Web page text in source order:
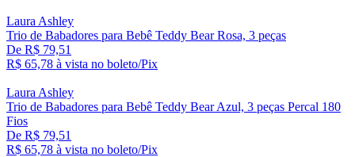
Laura Ashley
Trio de Babadores para Bebê Teddy Bear Rosa, 3 peças
De R$ 79,51
R$ 65,78 à vista no boleto/Pix
Laura Ashley
Trio de Babadores para Bebê Teddy Bear Azul, 3 peças Percal 180
Fios
De R$ 79,51
R$ 65,78 à vista no boleto/Pix